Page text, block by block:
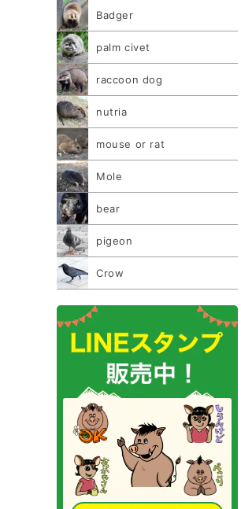
Badger
palm civet
raccoon dog
nutria
mouse or rat
Mole
bear
pigeon
Crow